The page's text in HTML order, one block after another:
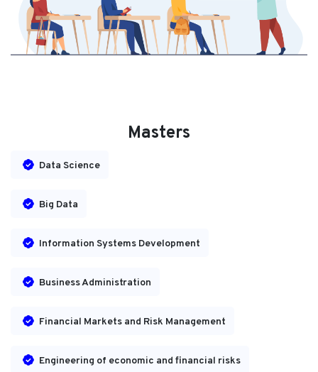
Masters
Data Science
Big Data
Information Systems Development
Business Administration
Financial Markets and Risk Management
Engineering of economic and financial risks